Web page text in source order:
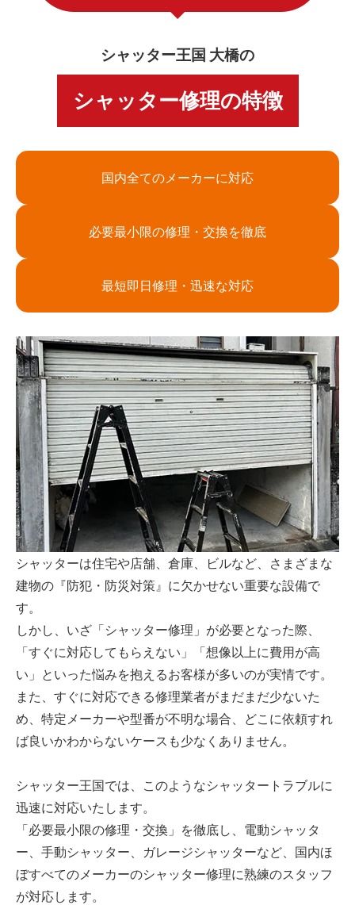
シャッター王国 大橋の
シャッター修理の特徴
国内全てのメーカーに対応
必要最小限の修理・交換を徹底
最短即日修理・迅速な対応
シャッターは住宅や店舗、倉庫、ビルなど、さまざまな
建物の『防犯・防災対策』に欠かせない重要な設備で
す。
しかし、いざ「シャッター修理」が必要となった際、
「すぐに対応してもらえない」「想像以上に費用が高
い」といった悩みを抱えるお客様が多いのが実情です。
また、すぐに対応できる修理業者がまだまだ少ないた
め、特定メーカーや型番が不明な場合、どこに依頼すれ
ば良いかわからないケースも少なくありません。
シャッター王国では、このようなシャッタートラブルに
迅速に対応いたします。
「必要最小限の修理・交換」を徹底し、電動シャッタ
ー、手動シャッター、ガレージシャッターなど、国内ほ
ぼすべてのメーカーのシャッター修理に熟練のスタッフ
が対応します。